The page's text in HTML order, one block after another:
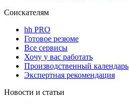
Соискателям
hh PRO
Готовое резюме
Все сервисы
Хочу у вас работать
Производственный календарь
Экспертная рекомендация
Новости и статьи